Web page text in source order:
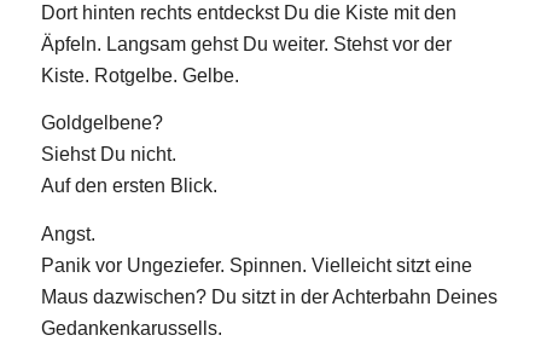
Dort hinten rechts entdeckst Du die Kiste mit den
Äpfeln. Langsam gehst Du weiter. Stehst vor der
Kiste. Rotgelbe. Gelbe.
Goldgelbene?
Siehst Du nicht.
Auf den ersten Blick.
Angst.
Panik vor Ungeziefer. Spinnen. Vielleicht sitzt eine
Maus dazwischen? Du sitzt in der Achterbahn Deines
Gedankenkarussells.